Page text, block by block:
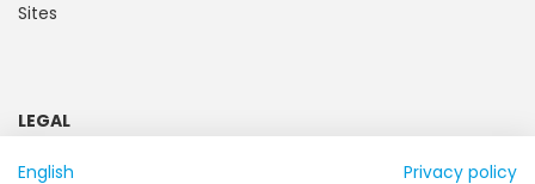
Sites
LEGAL
English Privacy policy